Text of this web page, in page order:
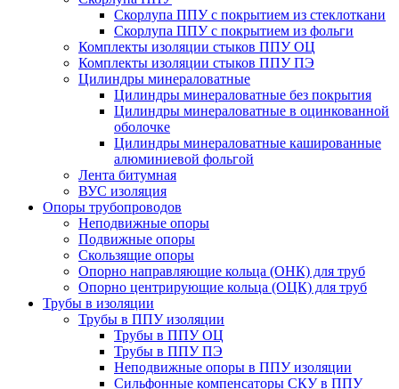
Скорлупа ППУ с покрытием из стеклоткани
Скорлупа ППУ с покрытием из фольги
Комплекты изоляции стыков ППУ ОЦ
Комплекты изоляции стыков ППУ ПЭ
Цилиндры минераловатные
Цилиндры минераловатные без покрытия
Цилиндры минераловатные в оцинкованной
оболочке
Цилиндры минераловатные кашированные
алюминиевой фольгой
Лента битумная
ВУС изоляция
Опоры трубопроводов
Неподвижные опоры
Подвижные опоры
Скользящие опоры
Опорно направляющие кольца (ОНК) для труб
Опорно центрирующие кольца (ОЦК) для труб
Трубы в изоляции
Трубы в ППУ изоляции
Трубы в ППУ ОЦ
Трубы в ППУ ПЭ
Неподвижные опоры в ППУ изоляции
Сильфонные компенсаторы СКУ в ППУ